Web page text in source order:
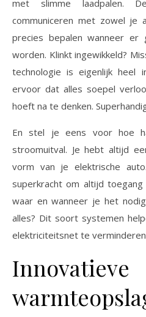
met slimme laadpalen.
communiceren met zowel je
precies bepalen wanneer er
worden. Klinkt ingewikkeld?
technologie is eigenlijk heel
ervoor dat alles soepel
hoeft na te denken.
En stel je eens voor hoe
stroomuitval. Je hebt altijd
vorm van je elektrische
superkracht om altijd
waar en wanneer je het
alles? Dit soort systemen
elektriciteitsnet te
Innovatieve